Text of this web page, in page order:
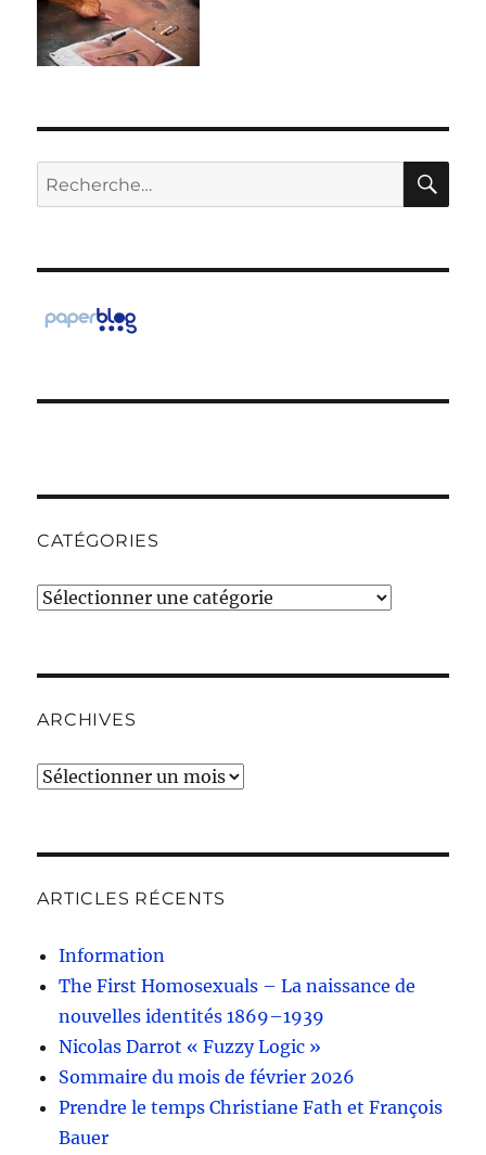
Recherche
pour :
CATÉGORIES
Catégories
ARCHIVES
Archives
ARTICLES RÉCENTS
Information
The First Homosexuals – La naissance de
nouvelles identités 1869–1939
Nicolas Darrot « Fuzzy Logic »
Sommaire du mois de février 2026
Prendre le temps Christiane Fath et François
Bauer